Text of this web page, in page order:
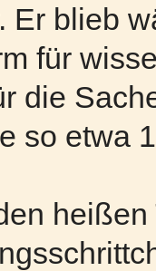
Er blieb
für
die
so etwa